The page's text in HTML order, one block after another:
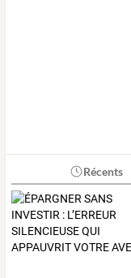
Récents